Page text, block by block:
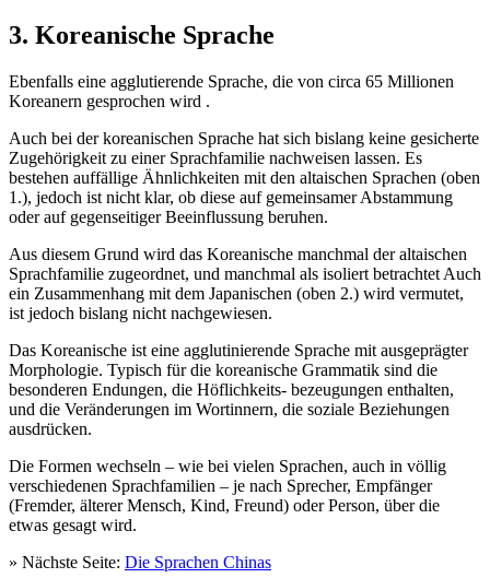
3. Koreanische Sprache
Ebenfalls eine agglutierende Sprache, die von circa 65 Millionen
Koreanern gesprochen wird .
Auch bei der koreanischen Sprache hat sich bislang keine gesicherte
Zugehörigkeit zu einer Sprachfamilie nachweisen lassen. Es
bestehen auffällige Ähnlichkeiten mit den altaischen Sprachen (oben
1.), jedoch ist nicht klar, ob diese auf gemeinsamer Abstammung
oder auf gegenseitiger Beeinflussung beruhen.
Aus diesem Grund wird das Koreanische manchmal der altaischen
Sprachfamilie zugeordnet, und manchmal als isoliert betrachtet Auch
ein Zusammenhang mit dem Japanischen (oben 2.) wird vermutet,
ist jedoch bislang nicht nachgewiesen.
Das Koreanische ist eine agglutinierende Sprache mit ausgeprägter
Morphologie. Typisch für die koreanische Grammatik sind die
besonderen Endungen, die Höflichkeits- bezeugungen enthalten,
und die Veränderungen im Wortinnern, die soziale Beziehungen
ausdrücken.
Die Formen wechseln – wie bei vielen Sprachen, auch in völlig
verschiedenen Sprachfamilien – je nach Sprecher, Empfänger
(Fremder, älterer Mensch, Kind, Freund) oder Person, über die
etwas gesagt wird.
» Nächste Seite: Die Sprachen Chinas